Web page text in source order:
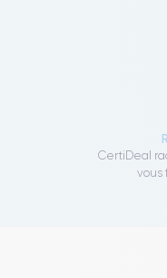
CertiDeal
vous